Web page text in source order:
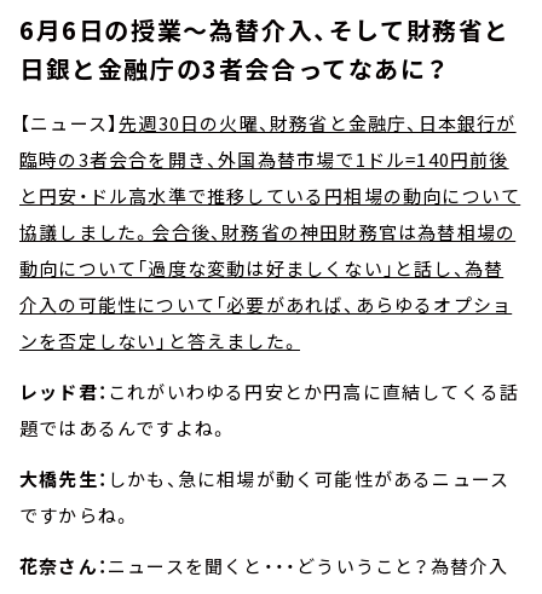
6月6日の授業～為替介入、そして財務省と
日銀と金融庁の3者会合ってなあに？
【ニュース】 先週30日の火曜、財務省と金融庁、日本銀行が
臨時の3者会合を開き、外国為替市場で1ドル=140円前後
と円安・ドル高水準で推移している円相場の動向について
協議しました。会合後、財務省の神田財務官は為替相場の
動向について「過度な変動は好ましくない」と話し、為替
介入の可能性について「必要があれば、あらゆるオプショ
ンを否定しない」と答えました。
レッド君： これがいわゆる円安とか円高に直結してくる話
題ではあるんですよね。
大橋先生： しかも、急に相場が動く可能性があるニュース
ですからね。
花奈さん：ニュースを聞くと・・・どういうこと？為替介入